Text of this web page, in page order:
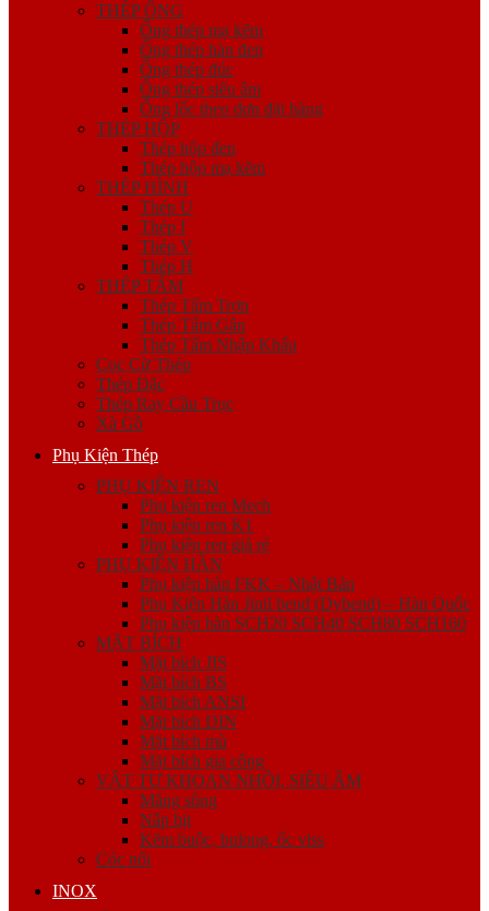
THÉP ỐNG
Ống thép mạ kẽm
Ống thép hàn đen
Ống thép đúc
Ống thép siêu âm
Ống lốc theo đơn đặt hàng
THÉP HỘP
Thép hộp đen
Thép hộp mạ kẽm
THÉP HÌNH
Thép U
Thép I
Thép V
Thép H
THÉP TẤM
Thép Tấm Trơn
Thép Tấm Gân
Thép Tấm Nhập Khẩu
Cọc Cừ Thép
Thép Đặc
Thép Ray Cầu Trục
Xà Gồ
Phụ Kiện Thép
PHỤ KIỆN REN
Phụ kiện ren Mech
Phụ kiện ren K1
Phụ kiện ren giá rẻ
PHỤ KIỆN HÀN
Phụ kiện hàn FKK – Nhật Bản
Phụ Kiện Hàn Jinil bend (Dybend) – Hàn Quốc
Phụ kiện hàn SCH20 SCH40 SCH80 SCH160
MẶT BÍCH
Mặt bích JIS
Mặt bích BS
Mặt bích ANSI
Mặt bích DIN
Mặt bích mù
Mặt bích gia công
VẬT TƯ KHOAN NHỒI, SIÊU ÂM
Măng sông
Nắp bịt
Kẽm buộc, bulong, ốc viss
Cóc nối
INOX